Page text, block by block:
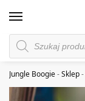
Jungle Boogie-Sklep-